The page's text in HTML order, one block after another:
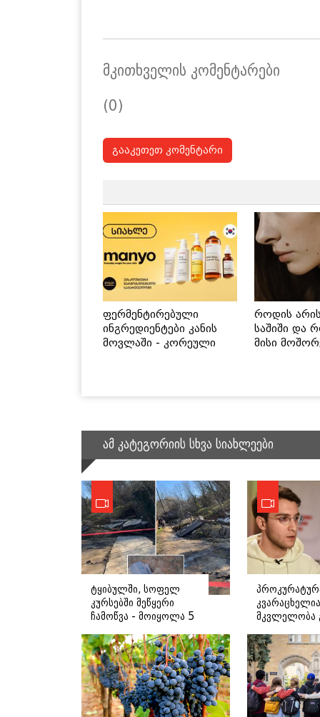
მკითხველის კომენტარები
(0)
გააკეთეთ კომენტარი
ფერმენტირებული
ინგრედიენტები კანის
მოვლაში - კორეული
როდის
საშიში და
მისი
ამ კატეგორიის სხვა სიახლეები
ტყიბულში, სოფელ
კურსებში მეწყერი
ჩამოწვა - მოიყოლა 5
ევაკუირებულია 38
ოჯახი: დეტალები
მკვლელობა
ვაჟი, ბუსა
ფიგურირებს:
დეტალები